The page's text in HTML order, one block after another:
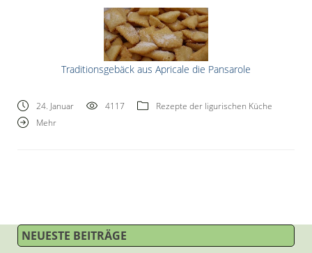
Traditionsgebäck aus Apricale die Pansarole
24. Januar 4117
Rezepte der ligurischen Küche
Mehr
NEUESTE BEITRÄGE